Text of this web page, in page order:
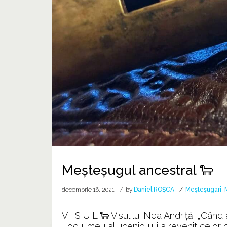
Meșteșugul ancestral 🐑
decembrie 16, 2021 by Daniel ROȘCA Meșteșugari,
V I S U L 🐑 Visul lui Nea Andriță: